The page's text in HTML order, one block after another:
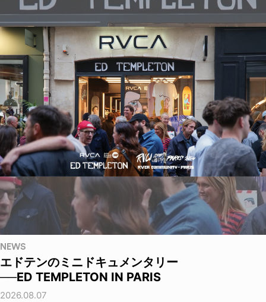
NEWS
エドテンのミニドキュメンタリー
──ED TEMPLETON IN PARIS
2026.08.07